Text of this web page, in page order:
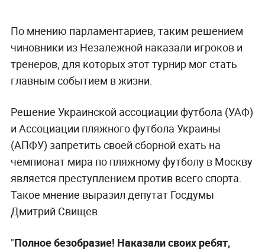
По мнению парламентариев, таким решением
чиновники из Незалежной наказали игроков и
тренеров, для которых этот турнир мог стать
главным событием в жизни.
Решение Украинской ассоциации футбола (УАФ)
и Аcсоциации пляжного футбола Украины
(АПФУ) запретить своей сборной ехать на
чемпионат мира по пляжному футболу в Москву
является преступлением против всего спорта.
Такое мнение выразил депутат Госдумы
Дмитрий Свищев.
"Полное безобразие! Наказали своих ребят,